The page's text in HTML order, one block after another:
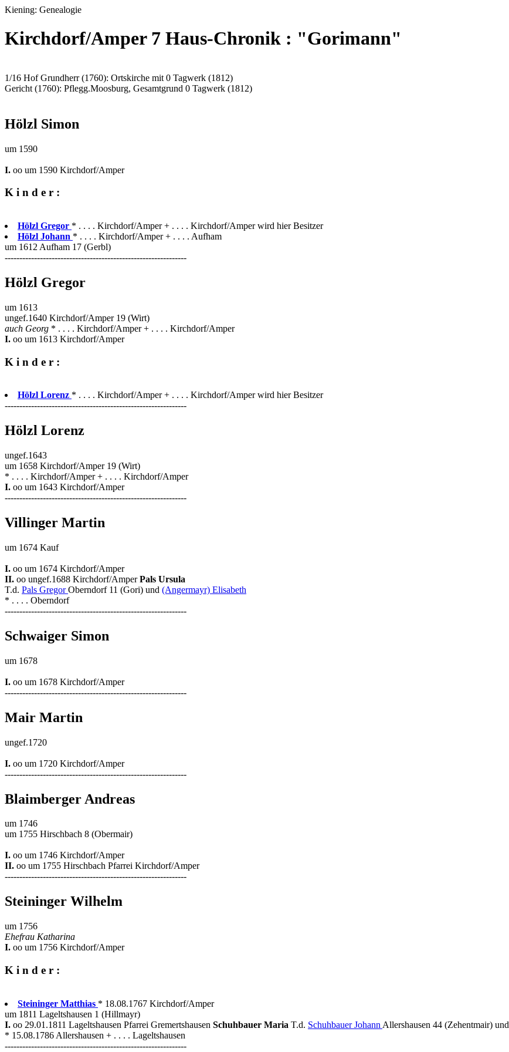
Kiening: Genealogie
Kirchdorf/Amper 7 Haus-Chronik : "Gorimann"
1/16 Hof Grundherr (1760): Ortskirche mit 0 Tagwerk (1812)
Gericht (1760): Pflegg.Moosburg, Gesamtgrund 0 Tagwerk (1812)
Hölzl Simon
um 1590
I. oo um 1590 Kirchdorf/Amper
K i n d e r :
Hölzl Gregor * . . . . Kirchdorf/Amper + . . . . Kirchdorf/Amper wird hier Besitzer
Hölzl Johann * . . . . Kirchdorf/Amper + . . . . Aufham
um 1612 Aufham 17 (Gerbl)
--------------------------------------------------------------
Hölzl Gregor
um 1613
ungef.1640 Kirchdorf/Amper 19 (Wirt)
auch Georg * . . . . Kirchdorf/Amper + . . . . Kirchdorf/Amper
I. oo um 1613 Kirchdorf/Amper
K i n d e r :
Hölzl Lorenz * . . . . Kirchdorf/Amper + . . . . Kirchdorf/Amper wird hier Besitzer
--------------------------------------------------------------
Hölzl Lorenz
ungef.1643
um 1658 Kirchdorf/Amper 19 (Wirt)
* . . . . Kirchdorf/Amper + . . . . Kirchdorf/Amper
I. oo um 1643 Kirchdorf/Amper
--------------------------------------------------------------
Villinger Martin
um 1674 Kauf
I. oo um 1674 Kirchdorf/Amper
II. oo ungef.1688 Kirchdorf/AmperPals Ursula
T.d. Pals GregorOberndorf 11 (Gori) und (Angermayr) Elisabeth
* . . . . Oberndorf
--------------------------------------------------------------
Schwaiger Simon
um 1678
I. oo um 1678 Kirchdorf/Amper
--------------------------------------------------------------
Mair Martin
ungef.1720
I. oo um 1720 Kirchdorf/Amper
--------------------------------------------------------------
Blaimberger Andreas
um 1746
um 1755 Hirschbach 8 (Obermair)
I. oo um 1746 Kirchdorf/Amper
II. oo um 1755 Hirschbach Pfarrei Kirchdorf/Amper
--------------------------------------------------------------
Steininger Wilhelm
um 1756
Ehefrau Katharina
I. oo um 1756 Kirchdorf/Amper
K i n d e r :
Steininger Matthias * 18.08.1767 Kirchdorf/Amper
um 1811 Lageltshausen 1 (Hillmayr)
I. oo 29.01.1811 Lageltshausen Pfarrei Gremertshausen Schuhbauer Maria T.d. Schuhbauer Johann Allershausen 44 (Zehentmair) und
* 15.08.1786 Allershausen + . . . . Lageltshausen
--------------------------------------------------------------